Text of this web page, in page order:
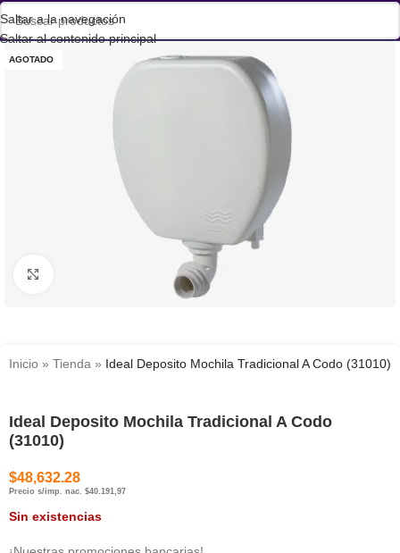
Saltar a la navegación
Saltar al contenido principal
AGOTADO
Haga clic para ampliar
Inicio » Tienda » Ideal Deposito Mochila Tradicional A Codo (31010)
Ideal Deposito Mochila Tradicional A Codo
(31010)
$48,632.28
Precio s/imp. nac. $40.191,97
Sin existencias